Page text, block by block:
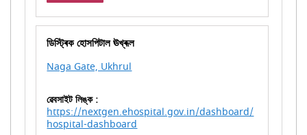
ডিস্ট্ৰিক হোসপিটাল ঊখ্ৰূল
Naga Gate, Ukhrul
ৱেবসাইট লিঙ্ক :
https://nextgen.ehospital.gov.in/dashboard/
hospital-dashboard